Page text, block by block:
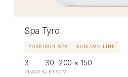
Spa Tyro
POSÉIDON SPA SUBLIME LINE
3
PLACES
30
JETS
200 × 150
CM